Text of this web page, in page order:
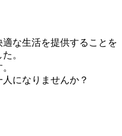
な生活を提供することを
。
になりませんか？